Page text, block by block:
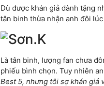
Dù được khán giả dành tặng
tân binh thừa nhận anh đôi
Là tân binh, lượng fan chưa
phiếu bình chọn. Tuy nhiên
Best 5, nhưng tôi sợ khán giả